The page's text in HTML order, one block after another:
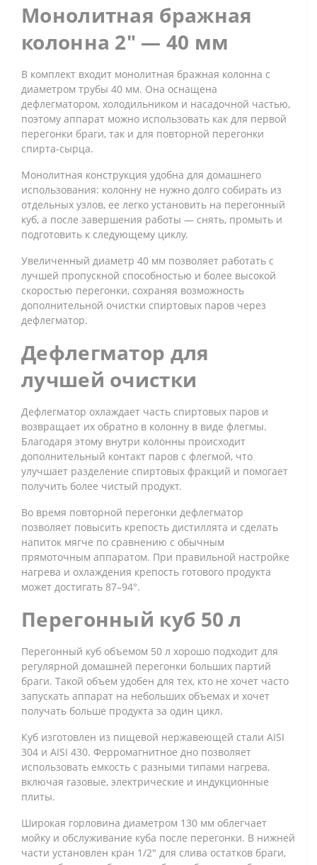
Монолитная бражная
колонна 2" — 40 мм
В комплект входит монолитная бражная колонна с
диаметром трубы 40 мм. Она оснащена
дефлегматором, холодильником и насадочной частью,
поэтому аппарат можно использовать как для первой
перегонки браги, так и для повторной перегонки
спирта-сырца.
Монолитная конструкция удобна для домашнего
использования: колонну не нужно долго собирать из
отдельных узлов, ее легко установить на перегонный
куб, а после завершения работы — снять, промыть и
подготовить к следующему циклу.
Увеличенный диаметр 40 мм позволяет работать с
лучшей пропускной способностью и более высокой
скоростью перегонки, сохраняя возможность
дополнительной очистки спиртовых паров через
дефлегматор.
Дефлегматор для
лучшей очистки
Дефлегматор охлаждает часть спиртовых паров и
возвращает их обратно в колонну в виде флегмы.
Благодаря этому внутри колонны происходит
дополнительный контакт паров с флегмой, что
улучшает разделение спиртовых фракций и помогает
получить более чистый продукт.
Во время повторной перегонки дефлегматор
позволяет повысить крепость дистиллята и сделать
напиток мягче по сравнению с обычным
прямоточным аппаратом. При правильной настройке
нагрева и охлаждения крепость готового продукта
может достигать 87–94°.
Перегонный куб 50 л
Перегонный куб объемом 50 л хорошо подходит для
регулярной домашней перегонки больших партий
браги. Такой объем удобен для тех, кто не хочет часто
запускать аппарат на небольших объемах и хочет
получать больше продукта за один цикл.
Куб изготовлен из пищевой нержавеющей стали AISI
304 и AISI 430. Ферромагнитное дно позволяет
использовать емкость с разными типами нагрева,
включая газовые, электрические и индукционные
плиты.
Широкая горловина диаметром 130 мм облегчает
мойку и обслуживание куба после перегонки. В нижней
части установлен кран 1/2" для слива остатков браги,